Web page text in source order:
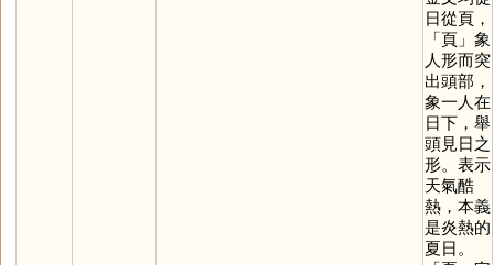
日從頁，
「頁」象
人形而突
出頭部，
象一人在
日下，舉
頭見日之
形。表示
天氣酷
熱，本義
是炎熱的
夏日。